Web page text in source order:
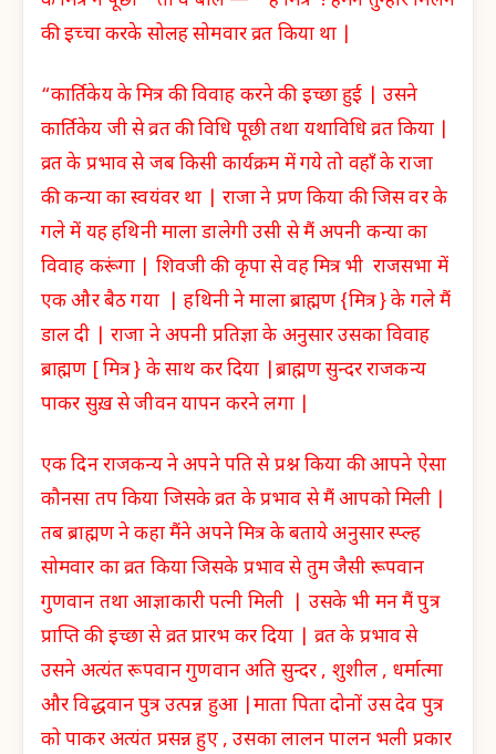
की इच्चा करके सोलह सोमवार व्रत किया था |
“कार्तिकेय के मित्र की विवाह करने की इच्छा हुई | उसने
कार्तिकेय जी से व्रत की विधि पूछी तथा यथाविधि व्रत किया |
व्रत के प्रभाव से जब किसी कार्यक्रम में गये तो वहाँ के राजा
की कन्या का स्वयंवर था | राजा ने प्रण किया की जिस वर के
गले में यह हथिनी माला डालेगी उसी से मैं अपनी कन्या का
विवाह करूंगा | शिवजी की कृपा से वह मित्र भी राजसभा में
एक और बैठ गया | हथिनी ने माला ब्राह्मण {मित्र } के गले मैं
डाल दी | राजा ने अपनी प्रतिज्ञा के अनुसार उसका विवाह
ब्राह्मण [ मित्र } के साथ कर दिया |ब्राह्मण सुन्दर राजकन्य
पाकर सुख़ से जीवन यापन करने लगा |
एक दिन राजकन्य ने अपने पति से प्रश्न किया की आपने ऐसा
कौनसा तप किया जिसके व्रत के प्रभाव से मैं आपको मिली |
तब ब्राह्मण ने कहा मैंने अपने मित्र के बताये अनुसार स्प्ल्ह
सोमवार का व्रत किया जिसके प्रभाव से तुम जैसी रूपवान
गुणवान तथा आज्ञाकारी पत्नी मिली | उसके भी मन मैं पुत्र
प्राप्ति की इच्छा से व्रत प्रारभ कर दिया | व्रत के प्रभाव से
उसने अत्यंत रूपवान गुणवान अति सुन्दर , शुशील , धर्मात्मा
और विद्धवान पुत्र उत्पन्न हुआ |माता पिता दोनों उस देव पुत्र
को पाकर अत्यंत प्रसन्न हुए , उसका लालन पालन भली प्रकार